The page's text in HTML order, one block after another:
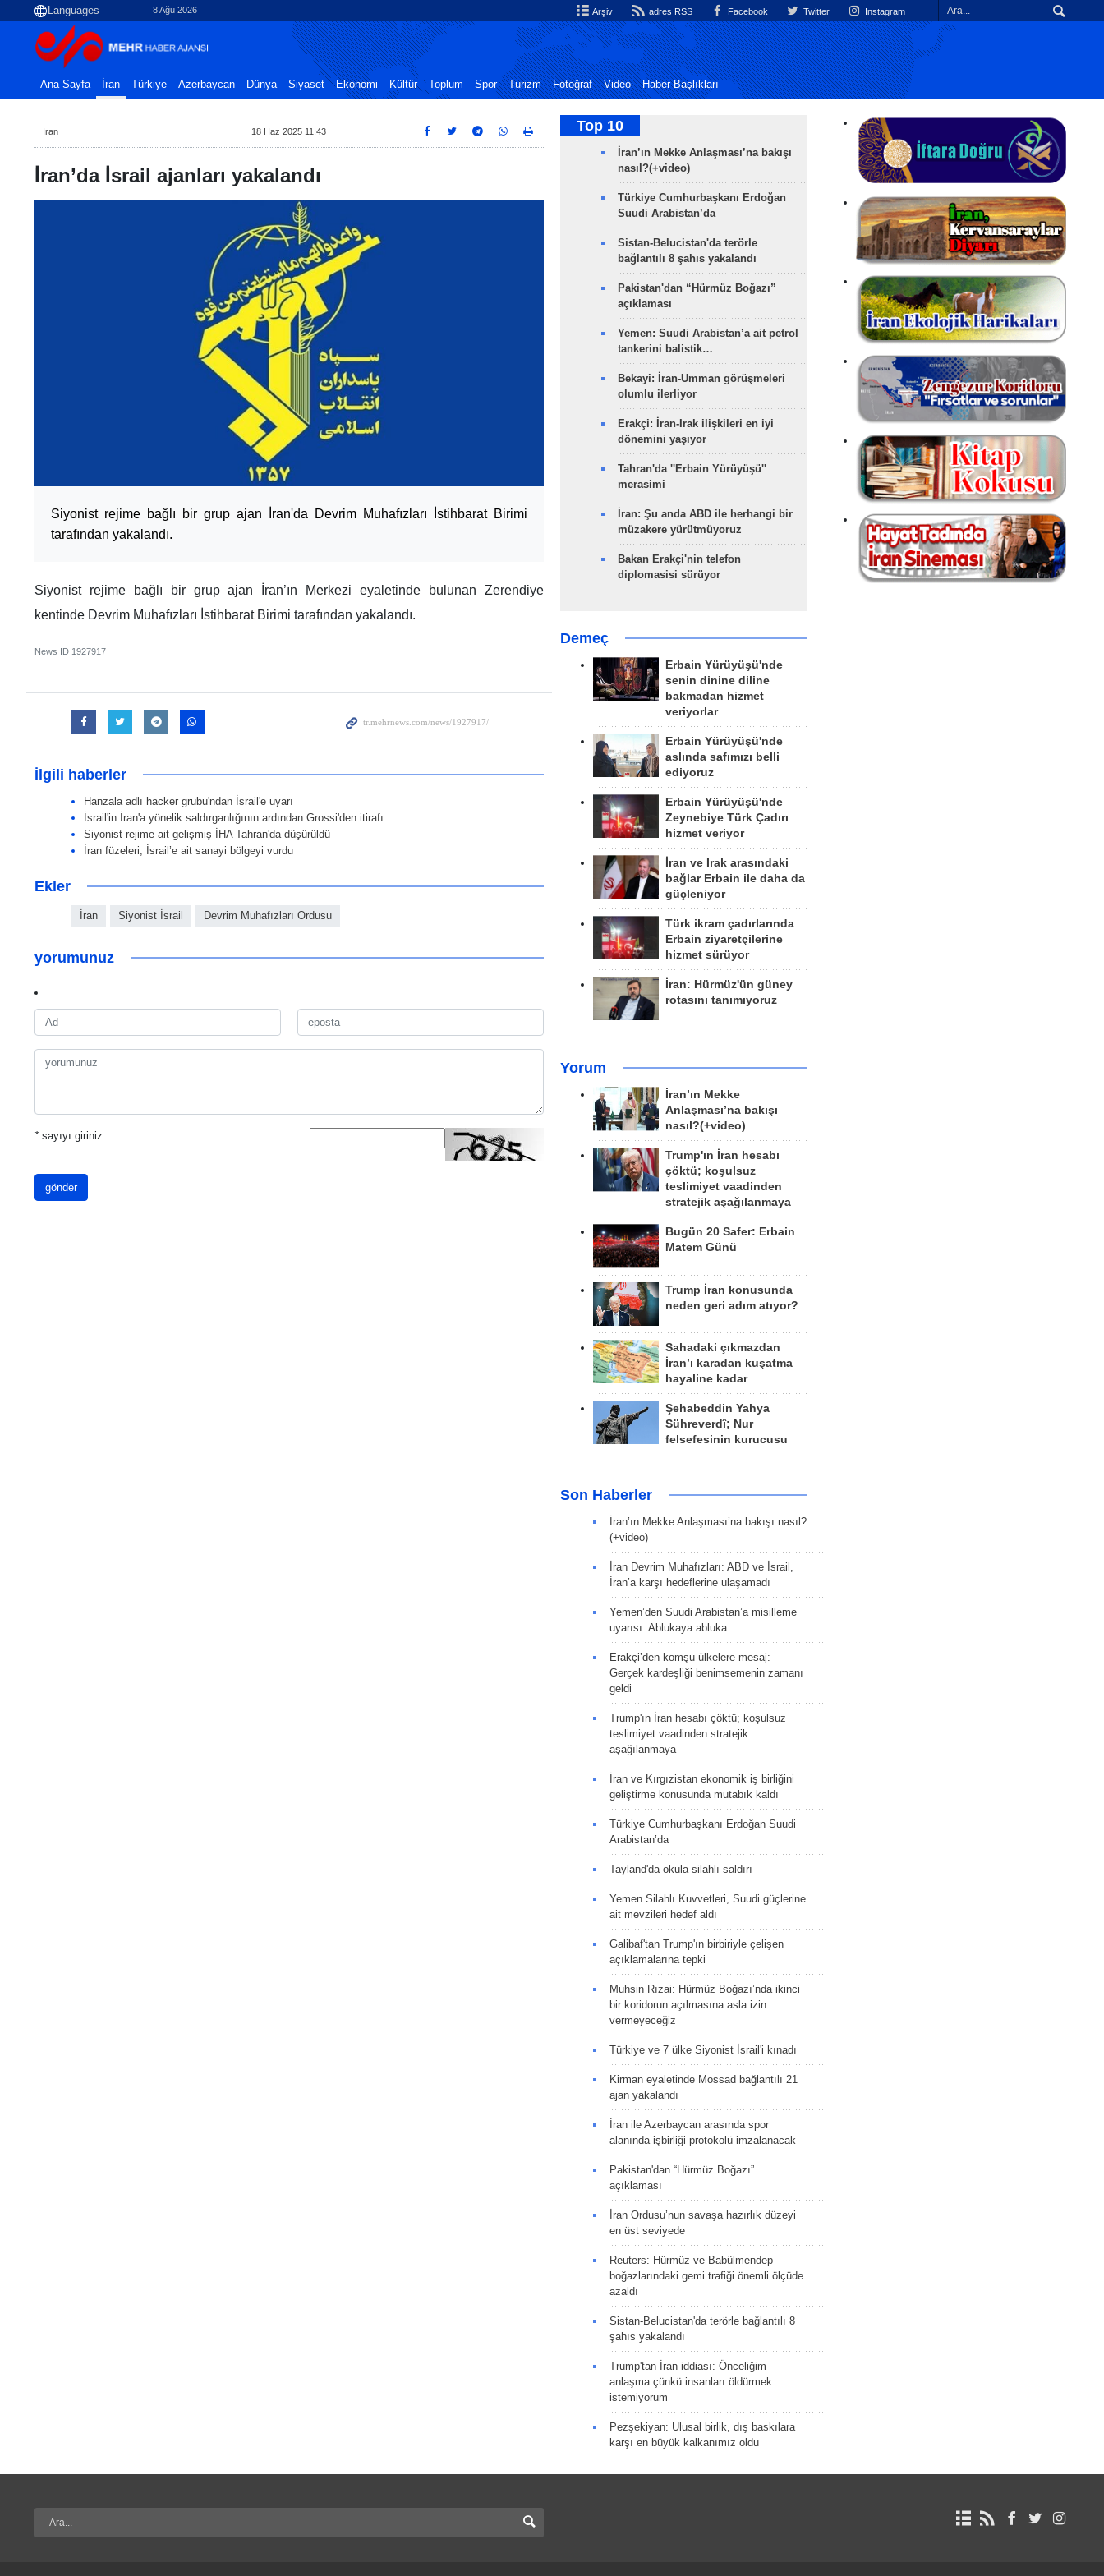
8 Ağu 2026 Arşiv adres RSS Facebook Twitter Instagram
Ana Sayfa İran Türkiye Azerbaycan Dünya Siyaset Ekonomi Kültür Toplum Spor Turizm Fotoğraf Video Haber Başlıkları
İran 18 Haz 2025 11:43
İran’da İsrail ajanları yakalandı
Siyonist rejime bağlı bir grup ajan İran'da Devrim Muhafızları İstihbarat Birimi
tarafından yakalandı.
Siyonist rejime bağlı bir grup ajan İran’ın Merkezi eyaletinde bulunan Zerendiye
kentinde Devrim Muhafızları İstihbarat Birimi tarafından yakalandı.
News ID 1927917
İlgili haberler
Hanzala adlı hacker grubu'ndan İsrail'e uyarı
İsrail'in İran'a yönelik saldırganlığının ardından Grossi'den itirafı
Siyonist rejime ait gelişmiş İHA Tahran'da düşürüldü
İran füzeleri, İsrail’e ait sanayi bölgeyi vurdu
Ekler
İran Siyonist İsrail Devrim Muhafızları Ordusu
yorumunuz
*sayıyı giriniz
gönder
Top 10
İran’ın Mekke Anlaşması’na bakışı
nasıl?(+video)
Türkiye Cumhurbaşkanı Erdoğan
Suudi Arabistan’da
Sistan-Belucistan'da terörle
bağlantılı 8 şahıs yakalandı
Pakistan'dan “Hürmüz Boğazı”
açıklaması
Yemen: Suudi Arabistan’a ait petrol
tankerini balistik…
Bekayi: İran-Umman görüşmeleri
olumlu ilerliyor
Erakçi: İran-Irak ilişkileri en iyi
dönemini yaşıyor
Tahran'da ''Erbain Yürüyüşü''
merasimi
İran: Şu anda ABD ile herhangi bir
müzakere yürütmüyoruz
Bakan Erakçi'nin telefon
diplomasisi sürüyor
Demeç
Erbain Yürüyüşü'nde
senin dinine diline
bakmadan hizmet
veriyorlar
Erbain Yürüyüşü'nde
aslında safımızı belli
ediyoruz
Erbain Yürüyüşü'nde
Zeynebiye Türk Çadırı
hizmet veriyor
İran ve Irak arasındaki
bağlar Erbain ile daha da
güçleniyor
Türk ikram çadırlarında
Erbain ziyaretçilerine
hizmet sürüyor
İran: Hürmüz'ün güney
rotasını tanımıyoruz
Yorum
İran’ın Mekke
Anlaşması’na bakışı
nasıl?(+video)
Trump'ın İran hesabı
çöktü; koşulsuz
teslimiyet vaadinden
stratejik aşağılanmaya
Bugün 20 Safer: Erbain
Matem Günü
Trump İran konusunda
neden geri adım atıyor?
Sahadaki çıkmazdan
İran’ı karadan kuşatma
hayaline kadar
Şehabeddin Yahya
Sühreverdî; Nur
felsefesinin kurucusu
Son Haberler
İran’ın Mekke Anlaşması’na bakışı nasıl?
(+video)
İran Devrim Muhafızları: ABD ve İsrail,
İran’a karşı hedeflerine ulaşamadı
Yemen’den Suudi Arabistan’a misilleme
uyarısı: Ablukaya abluka
Erakçi’den komşu ülkelere mesaj:
Gerçek kardeşliği benimsemenin zamanı
geldi
Trump'ın İran hesabı çöktü; koşulsuz
teslimiyet vaadinden stratejik
aşağılanmaya
İran ve Kırgızistan ekonomik iş birliğini
geliştirme konusunda mutabık kaldı
Türkiye Cumhurbaşkanı Erdoğan Suudi
Arabistan’da
Tayland'da okula silahlı saldırı
Yemen Silahlı Kuvvetleri, Suudi güçlerine
ait mevzileri hedef aldı
Galibaf'tan Trump'ın birbiriyle çelişen
açıklamalarına tepki
Muhsin Rızai: Hürmüz Boğazı’nda ikinci
bir koridorun açılmasına asla izin
vermeyeceğiz
Türkiye ve 7 ülke Siyonist İsrail'i kınadı
Kirman eyaletinde Mossad bağlantılı 21
ajan yakalandı
İran ile Azerbaycan arasında spor
alanında işbirliği protokolü imzalanacak
Pakistan'dan “Hürmüz Boğazı”
açıklaması
İran Ordusu’nun savaşa hazırlık düzeyi
en üst seviyede
Reuters: Hürmüz ve Babülmendep
boğazlarındaki gemi trafiği önemli ölçüde
azaldı
Sistan-Belucistan'da terörle bağlantılı 8
şahıs yakalandı
Trump'tan İran iddiası: Önceliğim
anlaşma çünkü insanları öldürmek
istemiyorum
Pezşekiyan: Ulusal birlik, dış baskılara
karşı en büyük kalkanımız oldu